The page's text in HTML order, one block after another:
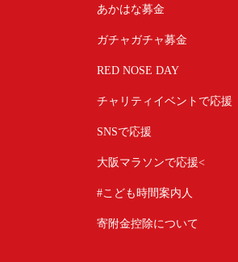
あかはな募金
ガチャガチャ募金
RED NOSE DAY
チャリティイベントで応援
SNSで応援
大阪マラソンで応援<
#こども時間案内人
寄附金控除について